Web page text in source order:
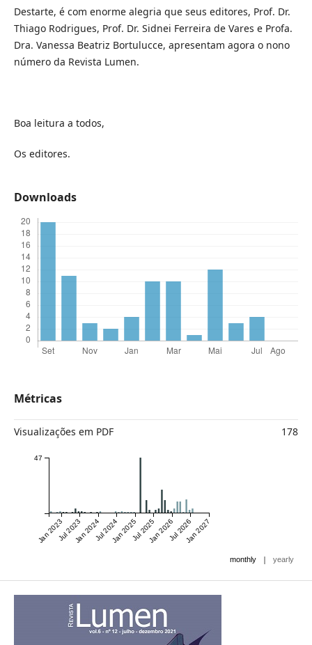
Destarte, é com enorme alegria que seus editores, Prof. Dr.
Thiago Rodrigues, Prof. Dr. Sidnei Ferreira de Vares e Profa.
Dra. Vanessa Beatriz Bortulucce, apresentam agora o nono
número da Revista Lumen.
Boa leitura a todos,
Os editores.
Downloads
Métricas
Visualizações em PDF 178
Jan 2023Jul 2023Jan 2024Jul 2024Jan 2025Jul 2025Jan 2026Jul 2026Jan 2027
47
monthly | yearly